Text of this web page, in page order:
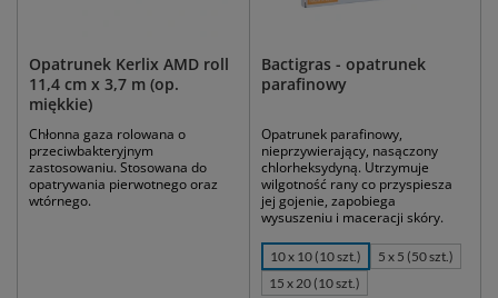
Opatrunek Kerlix AMD roll
11,4 cm x 3,7 m (op.
miękkie)
Chłonna gaza rolowana o
przeciwbakteryjnym
zastosowaniu. Stosowana do
opatrywania pierwotnego oraz
wtórnego.
Bactigras - opatrunek
parafinowy
Opatrunek parafinowy,
nieprzywierający, nasączony
chlorheksydyną. Utrzymuje
wilgotność rany co przyspiesza
jej gojenie, zapobiega
wysuszeniu i maceracji skóry.
10 x 10 (10 szt.)
5 x 5 (50 szt.)
15 x 20 (10 szt.)